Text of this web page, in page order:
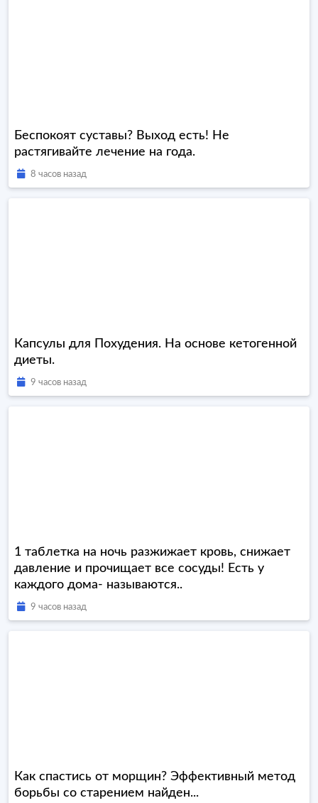
Беспокоят суставы? Выход есть! Не
растягивайте лечение на года.
8 часов назад
Капсулы для Похудения. На основе кетогенной
диеты.
9 часов назад
1 таблетка на ночь разжижает кровь, снижает
давление и прочищает все сосуды! Есть у
каждого дома- называются..
9 часов назад
Как спастись от морщин? Эффективный метод
борьбы со старением найден...